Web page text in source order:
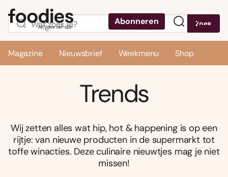
Abonneren Zoek
Magazine Nieuwsbrief Weekmenu Shop
Trends
Wij zetten alles wat hip, hot & happening is op een
rijtje: van nieuwe producten in de supermarkt tot
toffe winacties. Deze culinaire nieuwtjes mag je niet
missen!